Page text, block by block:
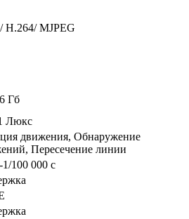
H.264/ MJPEG
Гб
Люкс
движения, Обнаружение
Пересечение линии
1/100 000 с